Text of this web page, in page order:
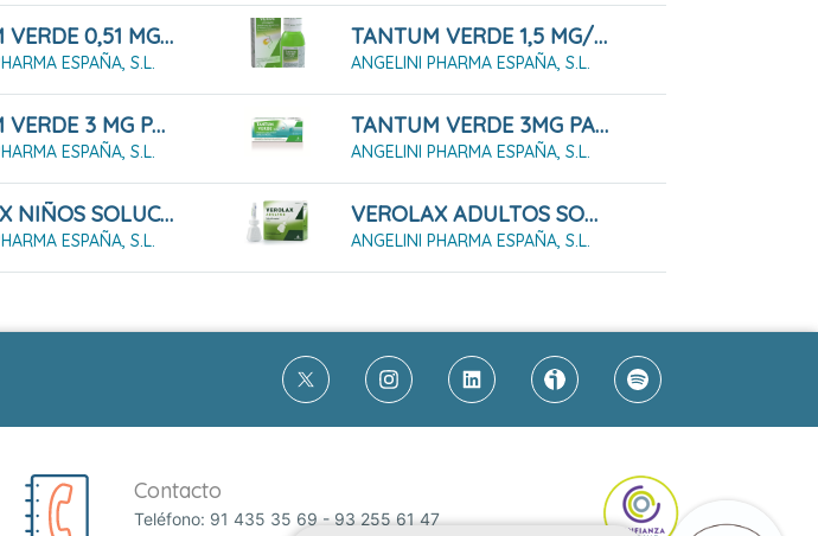
TANTUM VERDE 0,51 MG/PULSACIÓN SOLUCIÓN PARA PULVERIZACIÓN BUCAL
ESPAÑA, S.L.
TANTUM VERDE 1,5 MG/ML SOLUCIÓN PARA ENJUAGE BUCAL Y GARGARISMOS, FRASCO DE 240 ML
ANGELINI PHARMA ESPAÑA, S.L.
TANTUM VERDE 3 MG PASTILLAS PARA CHUPAR SABOR MENTA , 20 PASTILLAS
ESPAÑA, S.L.
TANTUM VERDE 3MG PASTILLAS PARA CHUPAR SABOR EUCALIPTO 20 PASTILLAS
ANGELINI PHARMA ESPAÑA, S.L.
VEROLAX NIÑOS SOLUCIÓN RECTAL, 6 ENEMAS 2.5 ML
ESPAÑA, S.L.
VEROLAX ADULTOS SOLUCIÓN RECTAL, 6 ENEMAS 7.5 ML
ANGELINI PHARMA ESPAÑA, S.L.
Contacto
Teléfono: 91 435 35 69-93 255 61 47